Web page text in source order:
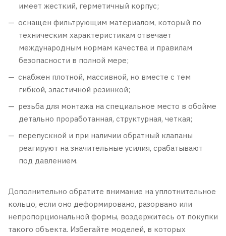
имеет жесткий, герметичный корпус;
оснащен фильтрующим материалом, который по
техническим характеристикам отвечает
международным нормам качества и правилам
безопасности в полной мере;
снабжен плотной, массивной, но вместе с тем
гибкой, эластичной резинкой;
резьба для монтажа на специальное место в обойме
детально проработанная, структурная, четкая;
перепускной и при наличии обратный клапаны
реагируют на значительные усилия, срабатывают
под давлением.
Дополнительно обратите внимание на уплотнительное
кольцо, если оно деформировано, разорвано или
непропорциональной формы, воздержитесь от покупки
такого объекта. Избегайте моделей, в которых